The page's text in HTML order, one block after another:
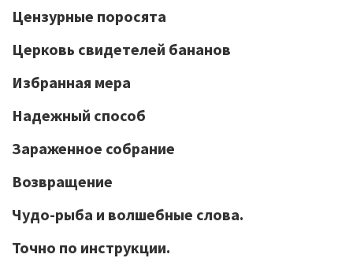
Цензурные поросята
Церковь свидетелей бананов
Избранная мера
Надежный способ
Зараженное собрание
Возвращение
Чудо-рыба и волшебные слова.
Точно по инструкции.